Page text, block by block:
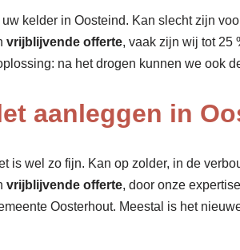
kelder in Oosteind. Kan slecht zijn
vrijblijvende offerte, vaak zijn wij tot 25
na het drogen kunnen we ook
aanleggen in
is wel zo fijn. Kan op zolder, in de
vrijblijvende offerte, door onze
Oosterhout. Meestal is het